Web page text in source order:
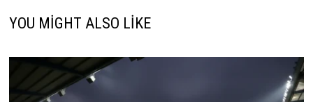
YOU MIGHT ALSO LIKE